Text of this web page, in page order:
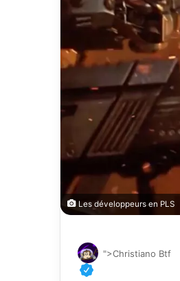
Les développeurs en PLS
">Christiano Btf